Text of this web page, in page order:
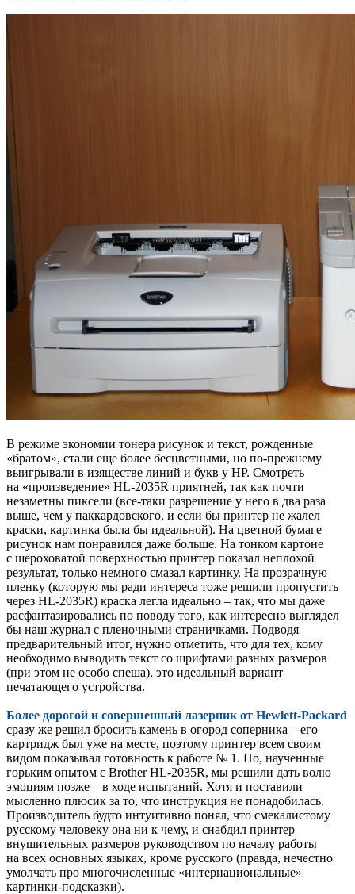
В режиме экономии тонера рисунок и текст, рожденные
«братом», стали еще более бесцветными, но по-прежнему
выигрывали в изяществе линий и букв у HP. Смотреть
на «произведение» HL-2035R приятней, так как почти
незаметны пиксели (все-таки разрешение у него в два раза
выше, чем у паккардовского, и если бы принтер не жалел
краски, картинка была бы идеальной). На цветной бумаге
рисунок нам понравился даже больше. На тонком картоне
с шероховатой поверхностью принтер показал неплохой
результат, только немного смазал картинку. На прозрачную
пленку (которую мы ради интереса тоже решили пропустить
через HL-2035R) краска легла идеально – так, что мы даже
расфантазировались по поводу того, как интересно выглядел
бы наш журнал с пленочными страничками. Подводя
предварительный итог, нужно отметить, что для тех, кому
необходимо выводить текст со шрифтами разных размеров
(при этом не особо спеша), это идеальный вариант
печатающего устройства.
Более дорогой и совершенный лазерник от Hewlett-Packard
сразу же решил бросить камень в огород соперника – его
картридж был уже на месте, поэтому принтер всем своим
видом показывал готовность к работе № 1. Но, наученные
горьким опытом с Brother HL-2035R, мы решили дать волю
эмоциям позже – в ходе испытаний. Хотя и поставили
мысленно плюсик за то, что инструкция не понадобилась.
Производитель будто интуитивно понял, что смекалистому
русскому человеку она ни к чему, и снабдил принтер
внушительных размеров руководством по началу работы
на всех основных языках, кроме русского (правда, нечестно
умолчать про многочисленные «интернациональные»
картинки-подсказки).